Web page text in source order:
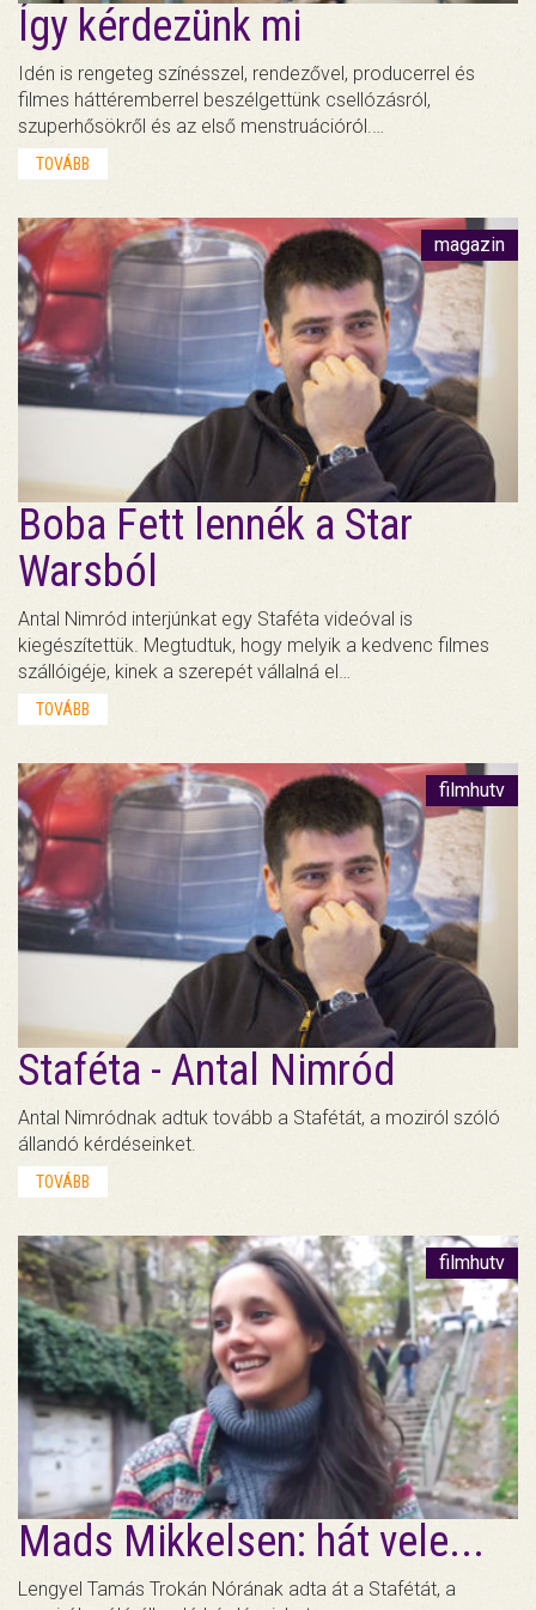
Így kérdezünk mi
Idén is rengeteg színésszel, rendezővel, producerrel és
filmes háttéremberrel beszélgettünk csellózásról,
szuperhősökről és az első menstruációról.…
TOVÁBB
magazin
Boba Fett lennék a Star
Warsból
Antal Nimród interjúnkat egy Staféta videóval is
kiegészítettük. Megtudtuk, hogy melyik a kedvenc filmes
szállóigéje, kinek a szerepét vállalná el…
TOVÁBB
filmhutv
Staféta - Antal Nimród
Antal Nimródnak adtuk tovább a Stafétát, a moziról szóló
állandó kérdéseinket.
TOVÁBB
filmhutv
Mads Mikkelsen: hát vele...
Lengyel Tamás Trokán Nórának adta át a Stafétát, a